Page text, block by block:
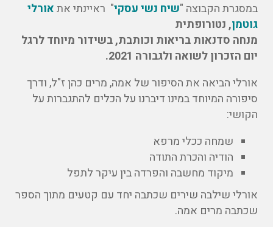
במסגרת הקבוצה "שיח נשי עסקי" ראיינתי אתאורלי
גוטמן, נטורופתית
מנחה סדנאות בריאות וכותבת, בשידור מיוחד לרגל
יום הזכרון לשואה ולגבורה 2021.
אורלי הביאה את הסיפור של אמה, מרים כהן ז"ל, ודרך
סיפורה המיוחד במינו דיברנו על הכלים להתגברות על
הקושי:
שמחה ככלי מרפא
הודיה והכרת התודה
מיקוד מחשבה והפרדה בין עיקר לתפל
אורלי שילבה שירים שכתבה יחד עם קטעים מתוך הספר
שכתבה מרים אמה.